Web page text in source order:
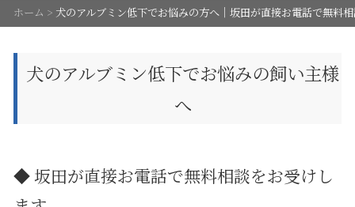
ホーム > 犬のアルブミン低下でお悩みの方へ｜坂田が直接お電話で無料
犬のアルブミン低下でお悩みの飼い主様
へ
◆ 坂田が直接お電話で無料相談をお受けし